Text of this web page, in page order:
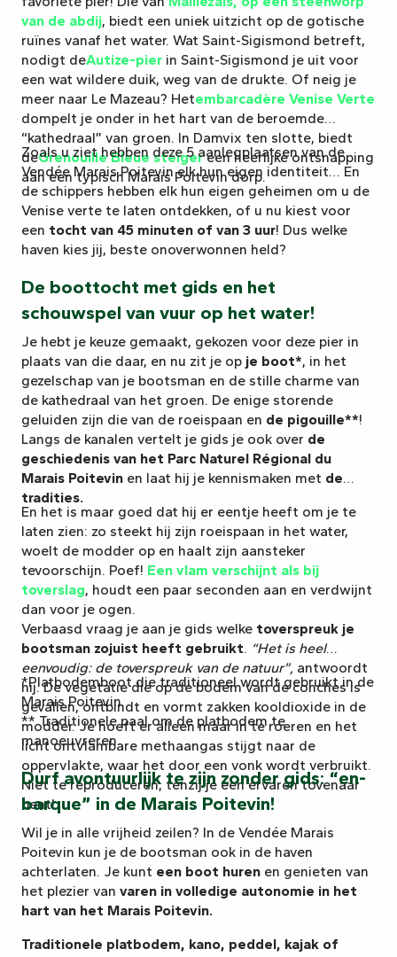
van de abdij, biedt een uniek uitzicht op de gotische
ruïnes vanaf het water. Wat Saint-Sigismond betreft,
nodigt deAutize-pier in Saint-Sigismond je uit voor
een wat wildere duik, weg van de drukte. Of neig je
meer naar Le Mazeau? Hetembarcadère Venise Verte
dompelt je onder in het hart van de beroemde
“kathedraal” van groen. In Damvix ten slotte, biedt
deGrenouille Bleue steigereen heerlijke ontsnapping
aan een typisch Marais Poitevin dorp.
Zoals u ziet hebben deze 5 aanlegplaatsen van de
Vendée Marais Poitevin elk hun eigen identiteit… En
de schippers hebben elk hun eigen geheimen om u de
Venise verte te laten ontdekken, of u nu kiest voor
een tocht van 45 minuten of van 3 uur! Dus welke
haven kies jij, beste onoverwonnen held?
De boottocht met gids en het
schouwspel van vuur op het water!
Je hebt je keuze gemaakt, gekozen voor deze pier in
plaats van die daar, en nu zit je op je boot*, in het
gezelschap van je bootsman en de stille charme van
de kathedraal van het groen. De enige storende
geluiden zijn die van de roeispaan en de pigouille**!
Langs de kanalen vertelt je gids je ook over de
geschiedenis van het Parc Naturel Régional du
Marais Poitevin en laat hij je kennismaken met de
tradities.
En het is maar goed dat hij er eentje heeft om je te
laten zien: zo steekt hij zijn roeispaan in het water,
woelt de modder op en haalt zijn aansteker
tevoorschijn. Poef! Een vlam verschijnt als bij
toverslag, houdt een paar seconden aan en verdwijnt
dan voor je ogen.
Verbaasd vraag je aan je gids welke toverspreuk je
bootsman zojuist heeft gebruikt. “Het is heel
eenvoudig: de toverspreuk van de natuur”, antwoordt
hij. De vegetatie die op de bodem van de conches is
gevallen, ontbindt en vormt zakken kooldioxide in de
modder. Je hoeft er alleen maar in te roeren en het
licht ontvlambare methaangas stijgt naar de
oppervlakte, waar het door een vonk wordt verbruikt.
Niet te reproduceren, tenzij je een ervaren tovenaar
bent!
*Platbodemboot die traditioneel wordt gebruikt in de
Marais Poitevin.
** Traditionele paal om de platbodem te
manoeuvreren.
Durf avontuurlijk te zijn zonder gids: “en-
barque” in de Marais Poitevin!
Wil je in alle vrijheid zeilen? In de Vendée Marais
Poitevin kun je de bootsman ook in de haven
achterlaten. Je kunt een boot huren en genieten van
het plezier van varen in volledige autonomie in het
hart van het Marais Poitevin.
Traditionele platbodem, kano, peddel, kajak of